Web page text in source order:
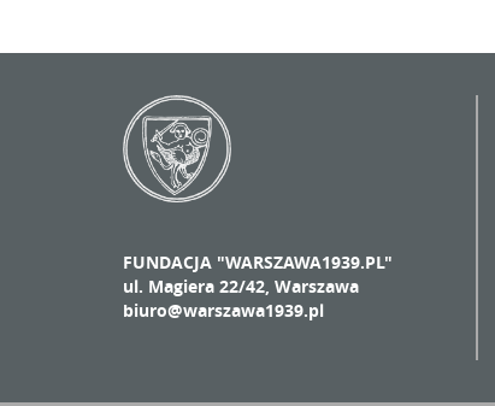
FUNDACJA "WARSZAWA1939.PL"
ul. Magiera 22/42, Warszawa
biuro@warszawa1939.pl